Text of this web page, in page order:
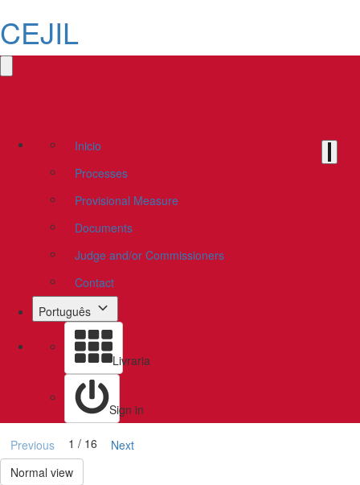
CEJIL
Inicio
Processes
Provisional Measure
Documents
Judge and/or Commissioners
Contact
Português
Livraria
Sign in
Previous 1 / 16
Next
Normal view